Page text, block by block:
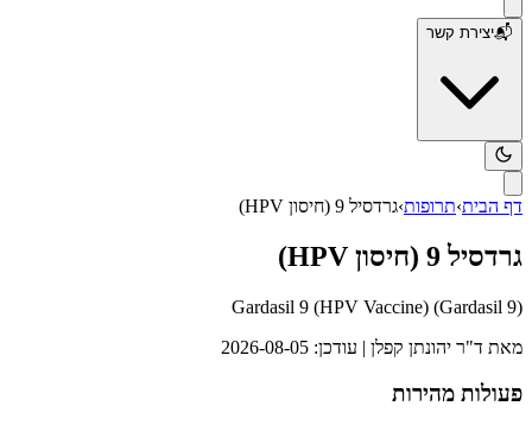
📬יצירת קשר
דף הבית›תרופות›גרדסיל 9 (חיסון HPV)
גרדסיל 9 (חיסון HPV)
Gardasil 9 (HPV Vaccine) (Gardasil 9)
מאת ד"ר יהונתן קפלן | עודכן: 2026-08-05
פעולות מהירות